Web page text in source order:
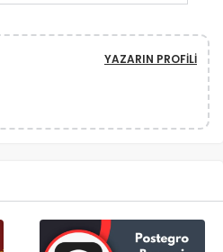
YAZARIN PROFILI